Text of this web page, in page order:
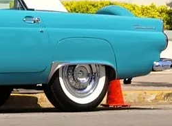
virke udfordrende, men med
Korrekt støvsugning af